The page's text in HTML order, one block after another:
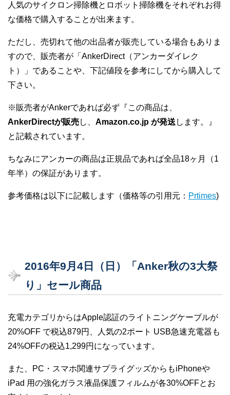
人気のサイクロン掃除機とロボット掃除機をそれぞれお得
な価格で購入することが出来ます。
ただし、売切れて他の出品者が販売している場合もありま
すので、販売者が「AnkerDirect（アンカーダイレク
ト）」であることや、下記値段を参考にしてから購入して
下さい。
※販売者がAnkerであれば必ず『この商品は、
AnkerDirectが販売し、 Amazon.co.jp が発送 します。』
と記載されています。
ちなみにアンカーの商品は正規品であれば全品18ヶ月（1
年半）の保証があります。
参考価格は以下に記載します（価格等の引用元： Prtimes)
2016年9月4日（日）「Anker秋の3大祭
り」セール商品
充電カテゴリからはApple認証のライトニングケーブルが
20%OFF で税込879円、人気の2ポート USB急速充電器も
24%OFFの税込1,299円になっています。
また、PC・スマホ関連サプライグッズからもiPhoneや
iPad 用の強化ガラス液晶保護フィルムが各30%OFFとお